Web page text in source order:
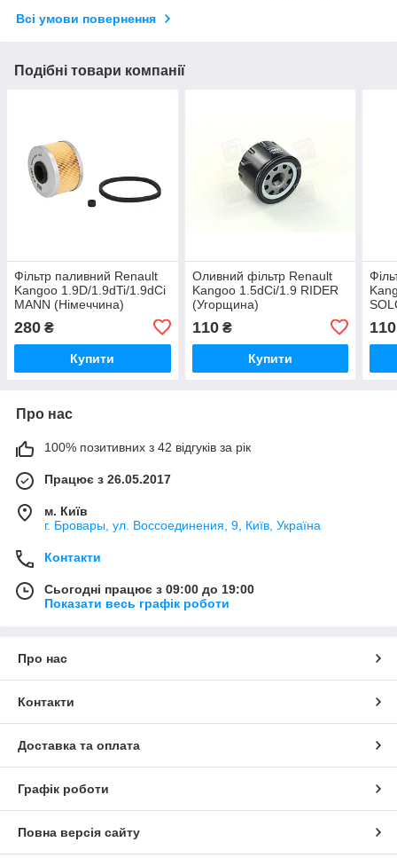
Всі умови повернення
Подібні товари компанії
Фільтр паливний Renault
Kangoo 1.9D/1.9dTi/1.9dCi
MANN (Німеччина)
280 ₴
Купити
Оливний фільтр Renault
Kangoo 1.5dCi/1.9 RIDER
(Угорщина)
110₴
Купити
110
Про нас
100% позитивних з 42 відгуків за рік
Працює з 26.05.2017
м. Київ
г. Бровары, ул. Воссоединения, 9, Київ, Україна
Контакти
Сьогодні працює з 09:00 до 19:00
Показати весь графік роботи
Про нас
Контакти
Доставка та оплата
Графік роботи
Повна версія сайту